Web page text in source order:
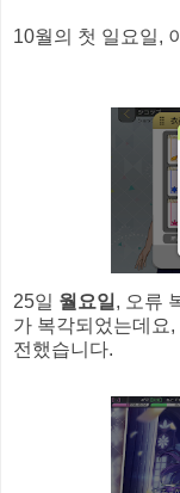
10월의 첫 일요일,
25일 월요일 , 오류
가 복각되었는데요
전했습니다.